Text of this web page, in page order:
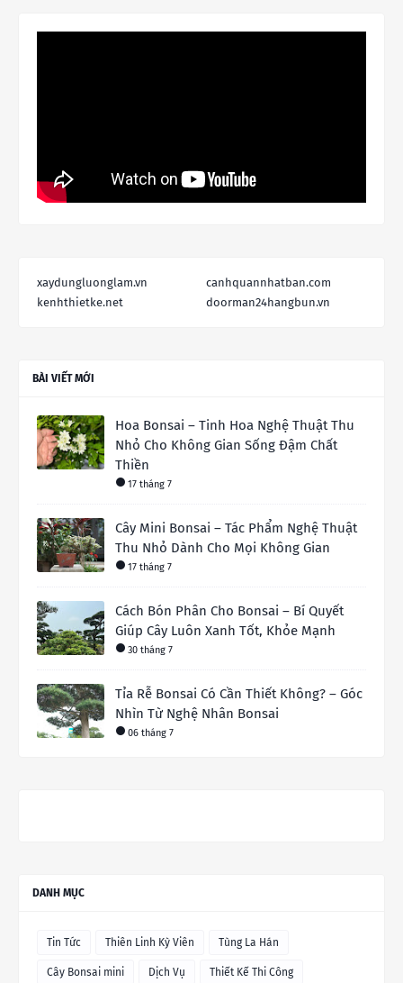
xaydungluonglam.vn
canhquannhatban.com
kenhthietke.net
doorman24hangbun.vn
BÀI VIẾT MỚI
Hoa Bonsai – Tinh Hoa Nghệ Thuật Thu
Nhỏ Cho Không Gian Sống Đậm Chất
Thiền
17 tháng 7
Cây Mini Bonsai – Tác Phẩm Nghệ Thuật
Thu Nhỏ Dành Cho Mọi Không Gian
17 tháng 7
Cách Bón Phân Cho Bonsai – Bí Quyết
Giúp Cây Luôn Xanh Tốt, Khỏe Mạnh
30 tháng 7
Tỉa Rễ Bonsai Có Cần Thiết Không? – Góc
Nhìn Từ Nghệ Nhân Bonsai
06 tháng 7
DANH MỤC
Tin Tức Thiên Linh Kỳ Viên Tùng La Hán
Cây Bonsai mini Dịch Vụ Thiết Kế Thi Công